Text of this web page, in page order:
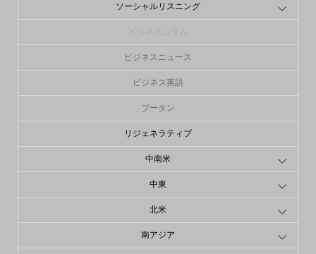
ソーシャルリスニング
ビジネスコラム
ビジネスニュース
ビジネス英語
ブータン
リジェネラティブ
中南米
中東
北米
南アジア